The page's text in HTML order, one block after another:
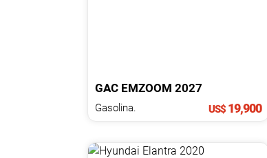
GAC EMZOOM 2027
Gasolina. US$19,900